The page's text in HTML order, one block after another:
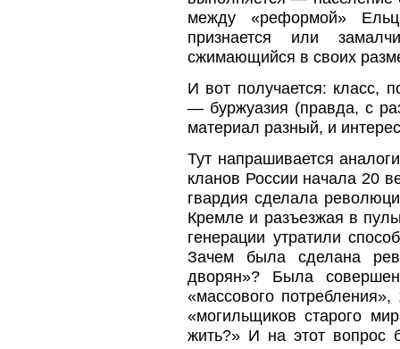
между «реформой»
признается или
сжимающийся в своих
И вот получается: класс,
— буржуазия (правда, с
материал разный, и
Тут напрашивается
кланов России начала 20
гвардия сделала
Кремле и разъезжая в
генерации утратили
Зачем была сделана
дворян»? Была
«массового
«могильщиков старого
жить?» И на этот вопрос